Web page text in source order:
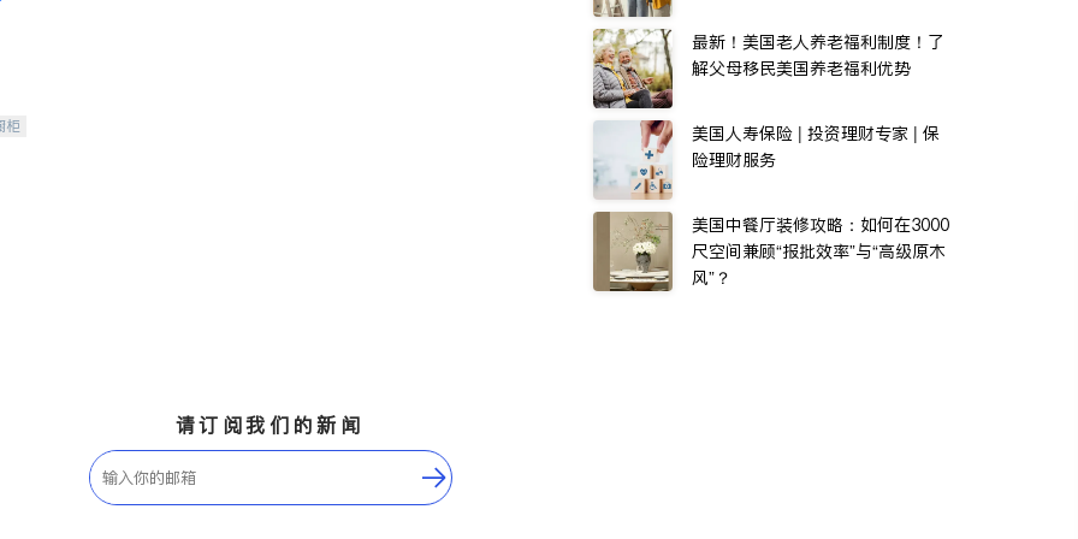
柜
最新！美国老人养老福利制度！了
解父母移民美国养老福利优势
美国人寿保险 | 投资理财专家 | 保
险理财服务
美国中餐厅装修攻略：如何在3000
尺空间兼顾“报批效率”与“高级原木
风”？
请订阅我们的新闻